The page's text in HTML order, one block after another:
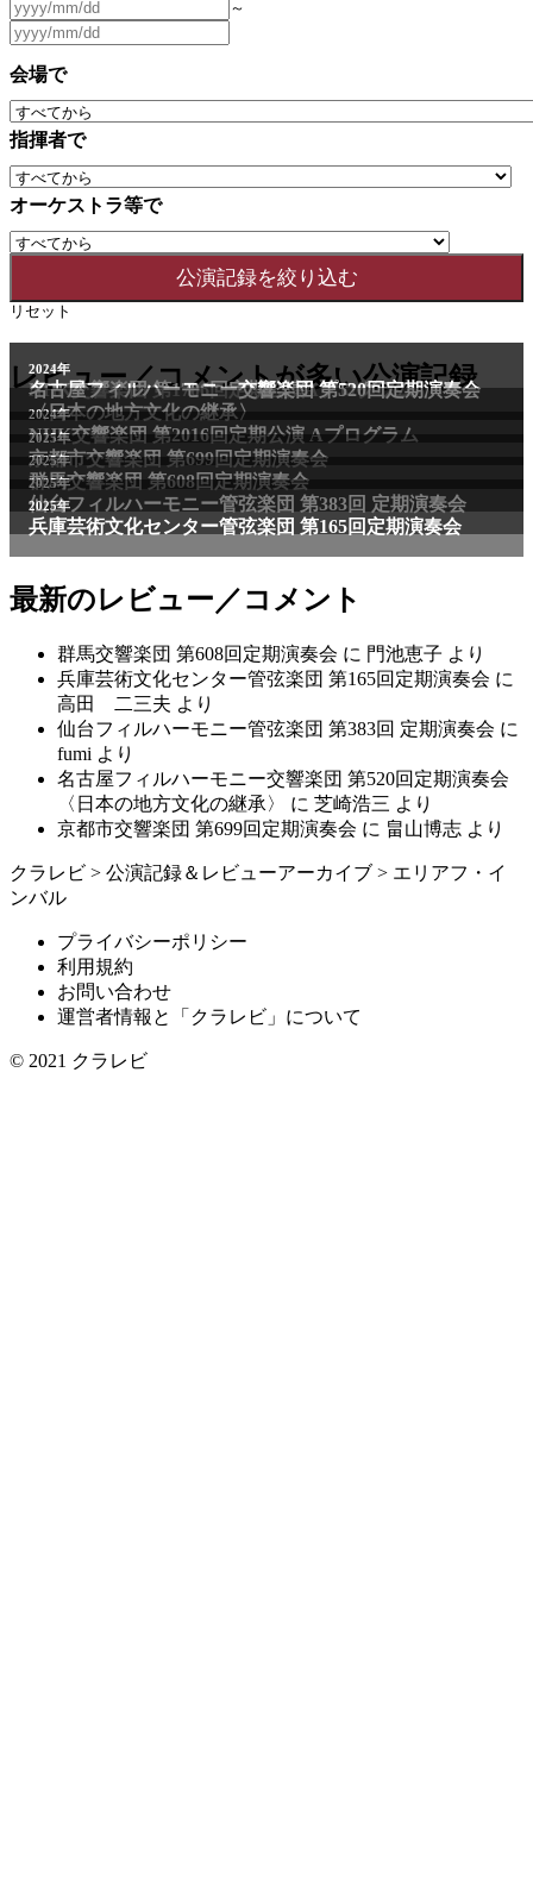
～
会場で
指揮者で
オーケストラ等で
リセット
レビュー／コメントが多い公演記録
2011年
NHK交響楽団 第1706回定期公演Aプログラム
2024年
名古屋フィルハーモニー交響楽団 第520回定期演奏会
〈日本の地方文化の継承〉
2024年
NHK交響楽団 第2016回定期公演 Aプログラム
2025年
京都市交響楽団 第699回定期演奏会
2025年
群馬交響楽団 第608回定期演奏会
2025年
仙台フィルハーモニー管弦楽団 第383回 定期演奏会
2025年
兵庫芸術文化センター管弦楽団 第165回定期演奏会
最新のレビュー／コメント
群馬交響楽団 第608回定期演奏会 に 門池恵子 より
兵庫芸術文化センター管弦楽団 第165回定期演奏会 に
高田 二三夫 より
仙台フィルハーモニー管弦楽団 第383回 定期演奏会 に
fumi より
名古屋フィルハーモニー交響楽団 第520回定期演奏会
〈日本の地方文化の継承〉
に 芝崎浩三 より
京都市交響楽団 第699回定期演奏会 に 畠山博志 より
クラレビ > 公演記録＆レビューアーカイブ > エリアフ・イ
ンバル
プライバシーポリシー
利用規約
お問い合わせ
運営者情報と「クラレビ」について
© 2021 クラレビ